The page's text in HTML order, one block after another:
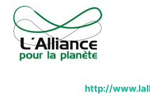
http://